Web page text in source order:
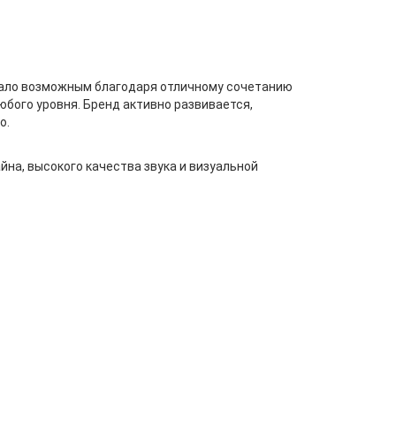
возможным благодаря отличному сочетанию
уровня. Бренд активно развивается,
высокого качества звука и визуальной